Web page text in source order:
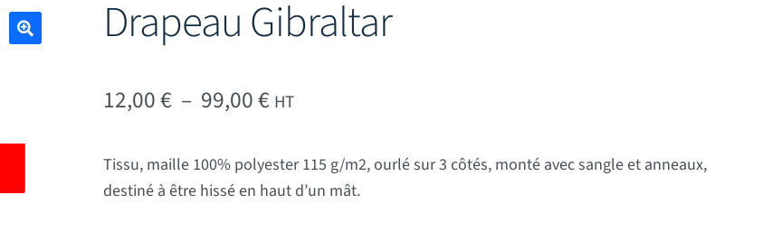
Drapeau Gibraltar
12,00€ – 99,00€Plage de prix : 12,00 € à 99,00 €
HT
Tissu, maille 100% polyester 115 g/m2, ourlé sur 3 côtés, monté avec sangle et anneaux,
destiné à être hissé en haut d’un mât.